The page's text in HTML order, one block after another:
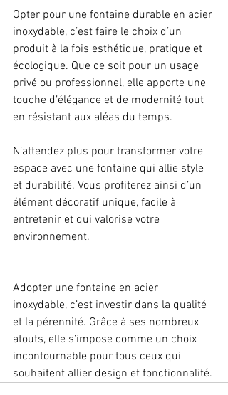
Opter pour une fontaine durable en acier
inoxydable, c’est faire le choix d’un
produit à la fois esthétique, pratique et
écologique. Que ce soit pour un usage
privé ou professionnel, elle apporte une
touche d’élégance et de modernité tout
en résistant aux aléas du temps.
N’attendez plus pour transformer votre
espace avec une fontaine qui allie style
et durabilité. Vous profiterez ainsi d’un
élément décoratif unique, facile à
entretenir et qui valorise votre
environnement.
Adopter une fontaine en acier
inoxydable, c’est investir dans la qualité
et la pérennité. Grâce à ses nombreux
atouts, elle s’impose comme un choix
incontournable pour tous ceux qui
souhaitent allier design et fonctionnalité.